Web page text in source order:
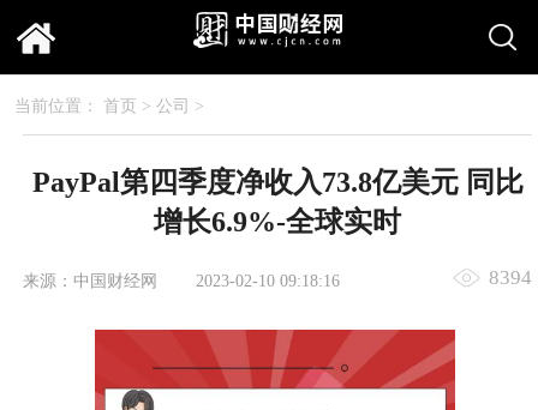
当前位置： 首页 > 公司 >
PayPal第四季度净收入73.8亿美元 同比
增长6.9%-全球实时
来源：中国财经网 2023-02-10 09:18:16 8394